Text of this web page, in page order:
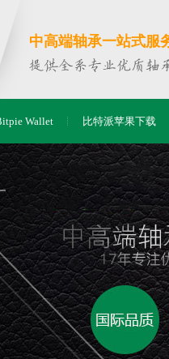
中高端轴承一站式服
Wallet 比特派苹果下载